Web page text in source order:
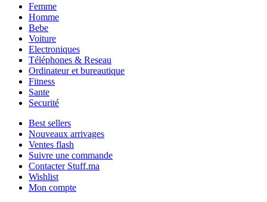
Femme
Homme
Bebe
Voiture
Electroniques
Téléphones & Reseau
Ordinateur et bureautique
Fitness
Sante
Securité
Best sellers
Nouveaux arrivages
Ventes flash
Suivre une commande
Contacter Stuff.ma
Wishlist
Mon compte